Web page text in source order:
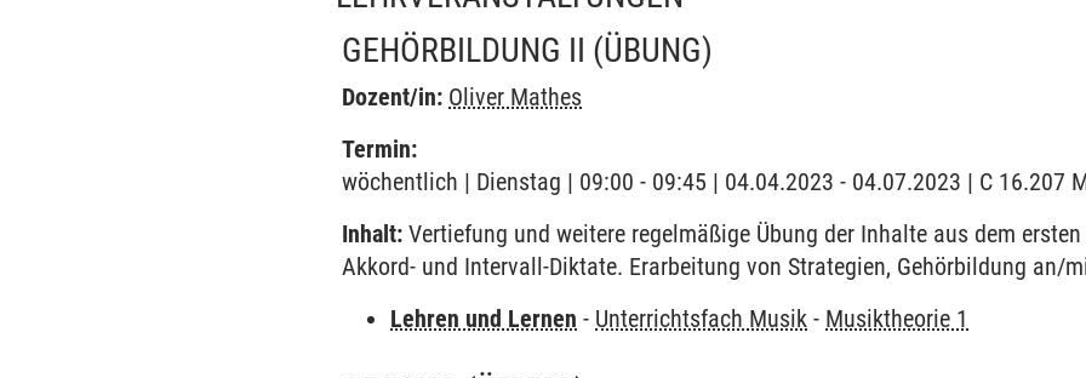
GEHÖRBILDUNG II (ÜBUNG)
Dozent/in: Oliver Mathes
Termin:
wöchentlich | Dienstag | 09:00 - 09:45 | 04.04.2023 - 04.07.2023 | C 16.207
Inhalt: Vertiefung und weitere regelmäßige Übung der Inhalte aus dem
Akkord- und Intervall-Diktate. Erarbeitung von Strategien, Gehörbildung an/
Lehren und Lernen - Unterrichtsfach Musik - Musiktheorie 1